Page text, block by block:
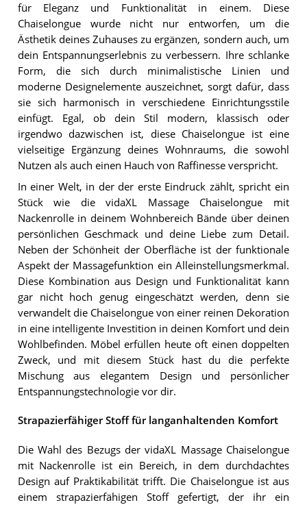
für Eleganz und Funktionalität in einem. Diese
Chaiselongue wurde nicht nur entworfen, um die
Ästhetik deines Zuhauses zu ergänzen, sondern auch, um
dein Entspannungserlebnis zu verbessern. Ihre schlanke
Form, die sich durch minimalistische Linien und
moderne Designelemente auszeichnet, sorgt dafür, dass
sie sich harmonisch in verschiedene Einrichtungsstile
einfügt. Egal, ob dein Stil modern, klassisch oder
irgendwo dazwischen ist, diese Chaiselongue ist eine
vielseitige Ergänzung deines Wohnraums, die sowohl
Nutzen als auch einen Hauch von Raffinesse verspricht.
In einer Welt, in der der erste Eindruck zählt, spricht ein
Stück wie die vidaXL Massage Chaiselongue mit
Nackenrolle in deinem Wohnbereich Bände über deinen
persönlichen Geschmack und deine Liebe zum Detail.
Neben der Schönheit der Oberfläche ist der funktionale
Aspekt der Massagefunktion ein Alleinstellungsmerkmal.
Diese Kombination aus Design und Funktionalität kann
gar nicht hoch genug eingeschätzt werden, denn sie
verwandelt die Chaiselongue von einer reinen Dekoration
in eine intelligente Investition in deinen Komfort und dein
Wohlbefinden. Möbel erfüllen heute oft einen doppelten
Zweck, und mit diesem Stück hast du die perfekte
Mischung aus elegantem Design und persönlicher
Entspannungstechnologie vor dir.
Strapazierfähiger Stoff für langanhaltenden Komfort
Die Wahl des Bezugs der vidaXL Massage Chaiselongue
mit Nackenrolle ist ein Bereich, in dem durchdachtes
Design auf Praktikabilität trifft. Die Chaiselongue ist aus
einem strapazierfähigen Stoff gefertigt, der ihr ein